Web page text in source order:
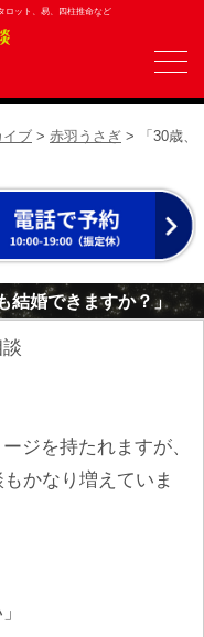
ロット、易、四柱推命など
イブ > 赤羽うさぎ > 「30歳、
結婚できますか？」
ジを持たれますが、
かなり増えていま